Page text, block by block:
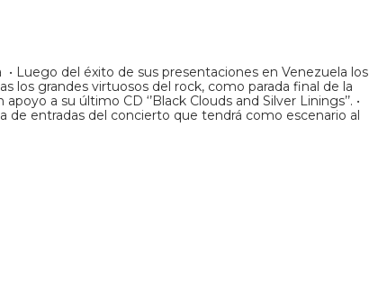
Luego del éxito de sus presentaciones en Venezuela los
los grandes virtuosos del rock, como parada final de la
a su último CD ‘’Black Clouds and Silver Linings’’. •
de entradas del concierto que tendrá como escenario al